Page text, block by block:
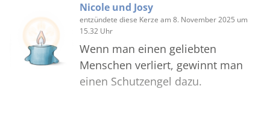
Nicole und Josy
entzündete diese Kerze am 8. November 2025 um
15.32 Uhr
Wenn man einen geliebten
Menschen verliert, gewinnt man
einen Schutzengel dazu.